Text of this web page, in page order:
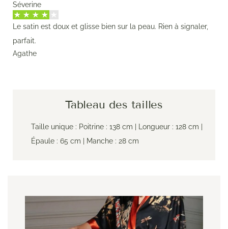
Séverine
Le satin est doux et glisse bien sur la peau. Rien à signaler,
parfait.
Agathe
Tableau des tailles
Taille unique : Poitrine : 138 cm | Longueur : 128 cm |
Épaule : 65 cm | Manche : 28 cm